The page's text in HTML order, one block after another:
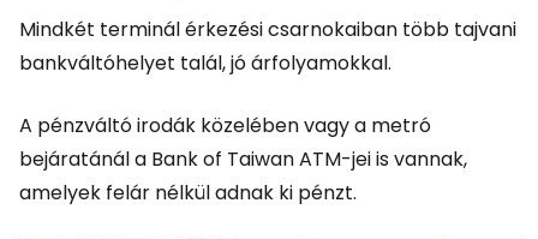
Mindkét terminál érkezési csarnokaiban több tajvani
bankváltóhelyet talál, jó árfolyamokkal.
A pénzváltó irodák közelében vagy a metró
bejáratánál a Bank of Taiwan ATM-jei is vannak,
amelyek felár nélkül adnak ki pénzt.